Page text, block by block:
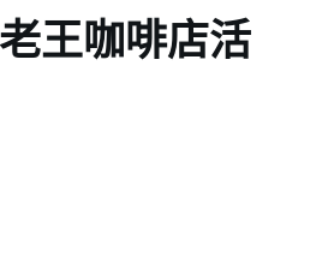
王咖啡店活